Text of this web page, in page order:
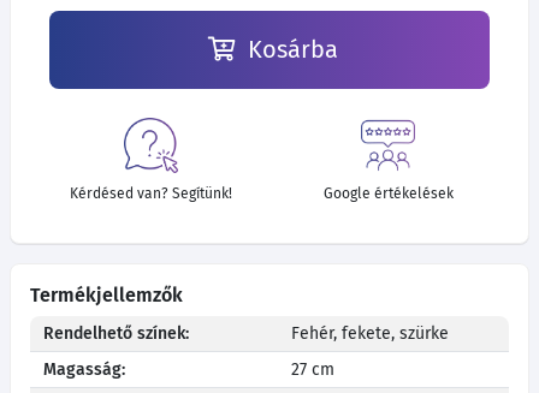
Kosárba
Kérdésed van? Segítünk! Google értékelések
Termékjellemzők
Rendelhető színek:
Fehér, fekete, szürke
Magasság:
27 cm